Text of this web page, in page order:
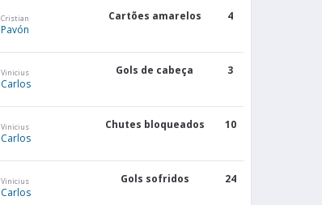
20 6
20
Cristian
Pavón
Cartões amarelos 4
Vinicius
Carlos
Gols de cabeça 3
Vinicius
Carlos
Chutes bloqueados 10
Vinicius
Carlos
Gols sofridos 24